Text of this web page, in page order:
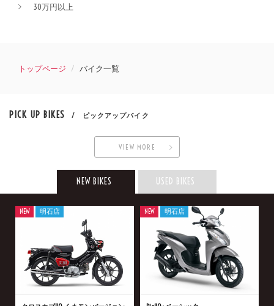
30万円以上
トップページ バイク一覧
PICK UP BIKES / ピックアップバイク
VIEW MORE
NEW BIKES USED BIKES
NEW 明石店 NEW 明石店